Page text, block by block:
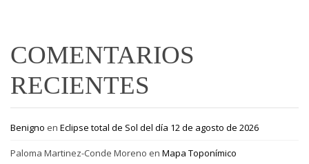
COMENTARIOS
RECIENTES
Benigno en Eclipse total de Sol del día 12 de agosto de 2026
Paloma Martinez-Conde Moreno en Mapa Toponímico